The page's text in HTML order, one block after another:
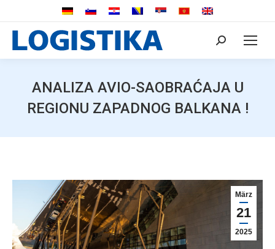
Search:
ANALIZA AVIO-SAOBRAĆAJA U
REGIONU ZAPADNOG BALKANA !
März
21
2025